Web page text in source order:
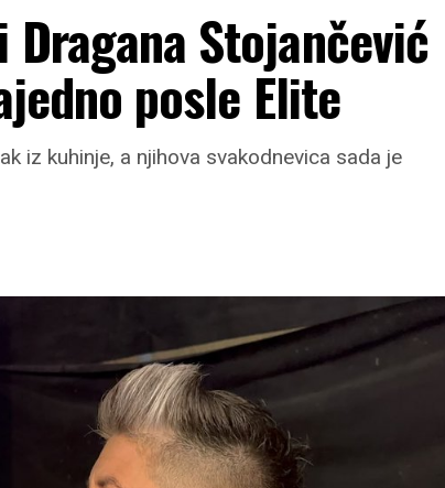
Dragana Stojančević
posle Elite
iz kuhinje, a njihova svakodnevica sada je